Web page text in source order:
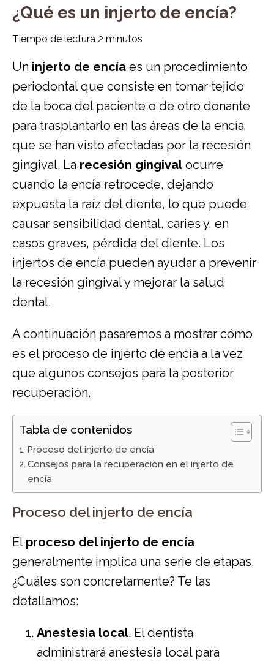
¿Qué es un injerto de encía?
Tiempo de lectura 2 minutos
Un injerto de encía es un procedimiento
periodontal que consiste en tomar tejido
de la boca del paciente o de otro donante
para trasplantarlo en las áreas de la encía
que se han visto afectadas por la recesión
gingival. La recesión gingivalocurre
cuando la encía retrocede, dejando
expuesta la raíz del diente, lo que puede
causar sensibilidad dental, caries y, en
casos graves, pérdida del diente. Los
injertos de encía pueden ayudar a prevenir
la recesión gingival y mejorar la salud
dental.
A continuación pasaremos a mostrar cómo
es el proceso de injerto de encía a la vez
que algunos consejos para la posterior
recuperación.
Tabla de contenidos
Proceso del injerto de encía
Consejos para la recuperación en el injerto de
encía
Proceso del injerto de encía
El proceso del injerto de encía
generalmente implica una serie de etapas.
¿Cuáles son concretamente? Te las
detallamos:
Anestesia local. El dentista
administrará anestesia local para